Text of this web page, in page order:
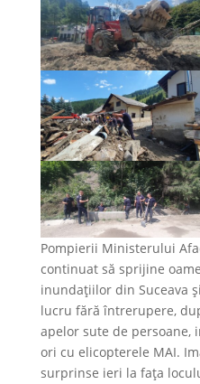
Pompierii Ministerului
continuat să sprijine
inundațiilor din Suceava
lucru fără întrerupere,
apelor sute de persoane,
ori cu elicopterele MAI.
surprinse ieri la fața